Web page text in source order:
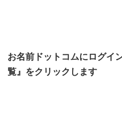
お名前ドットコムにログイ
覧』をクリックします